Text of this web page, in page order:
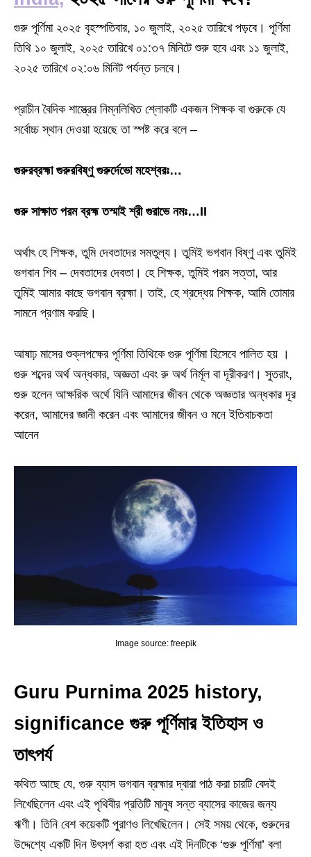
গুরু পূর্ণিমা ২০২৫ বৃহস্পতিবার, ১০ জুলাই, ২০২৫ তারিখে পড়বে। পূর্ণিমা
তিথি ১০ জুলাই, ২০২৫ তারিখে ০১:৩৭ মিনিটে শুরু হবে এবং ১১ জুলাই,
২০২৫ তারিখে ০২:০৬ মিনিট পর্যন্ত চলবে।
প্রাচীন বৈদিক শাস্ত্রের নিম্নলিখিত শ্লোকটি একজন শিক্ষক বা গুরুকে যে
সর্বোচ্চ স্থান দেওয়া হয়েছে তা স্পষ্ট করে বলে –
গুরুরব্রহ্মা গুরুরবিষ্ণু গুরুর্দেভো মহেশ্বরঃ…
গুরু সাক্ষাত পরম ব্রহ্ম তস্মাই শ্রী গুরাভে নমঃ…II
অর্থাৎ হে শিক্ষক, তুমি দেবতাদের সমতুল্য। তুমিই ভগবান বিষ্ণু এবং তুমিই
ভগবান শিব – দেবতাদের দেবতা। হে শিক্ষক, তুমিই পরম সত্তা, আর
তুমিই আমার কাছে ভগবান ব্রহ্মা। তাই, হে শ্রদ্ধেয় শিক্ষক, আমি তোমার
সামনে প্রণাম করছি।
আষাঢ় মাসের শুক্লপক্ষের পূর্ণিমা তিথিকে গুরু পূর্ণিমা হিসেবে পালিত হয় ।
গুরু শব্দের অর্থ অন্ধকার, অজ্ঞতা এবং রু অর্থ নির্মূল বা দূরীকরণ। সুতরাং,
গুরু হলেন আক্ষরিক অর্থে যিনি আমাদের জীবন থেকে অজ্ঞতার অন্ধকার দূর
করেন, আমাদের জ্ঞানী করেন এবং আমাদের জীবন ও মনে ইতিবাচকতা
আনেন
Image source: freepik
Guru Purnima 2025 history,
significance গুরু পূর্ণিমার ইতিহাস ও
তাৎপর্য
কথিত আছে যে, গুরু ব্যাস ভগবান ব্রহ্মার দ্বারা পাঠ করা চারটি বেদই
লিখেছিলেন এবং এই পৃথিবীর প্রতিটি মানুষ সন্ত ব্যাসের কাজের জন্য
ঋণী। তিনি বেশ কয়েকটি পুরাণও লিখেছিলেন। সেই সময় থেকে, গুরুদের
উদ্দেশ্যে একটি দিন উৎসর্গ করা হত এবং এই দিনটিকে ‘গুরু পূর্ণিমা’ বলা